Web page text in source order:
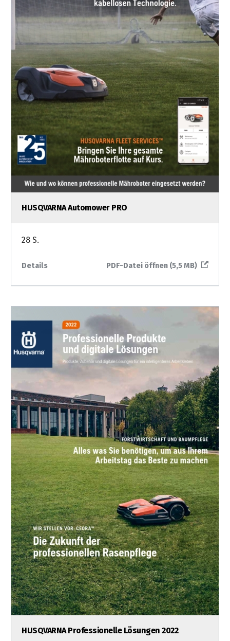
HUSQVARNA Automower PRO
28 S.
Details PDF-Datei öffnen (5,5 MB)
HUSQVARNA Professionelle Lösungen 2022